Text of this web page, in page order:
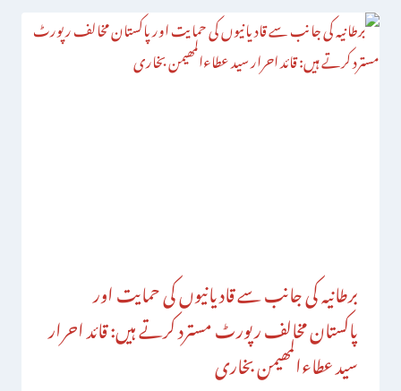
برطانیہ کی جانب سے قادیانیوں کی حمایت اور
پاکستان مخالف رپورٹ مسترد کرتے ہیں: قائد احرار
سید عطاءالمھیمن بخاری